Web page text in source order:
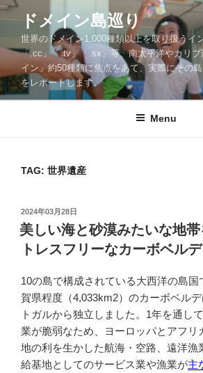
Skip
content
ドメイン島巡り
世界のドメイン1,000種類以上を取り扱うイ
「.cc」「.tv」「.sx」等、南太平洋やカリブ
イン」約50種類に焦点をあて、実際にその
をレポートします。
Menu
TAG: 世界遺産
POSTED
ON
2024年03月28日
美しい海と砂漠みたいな地
トレスフリーなカーボベル
10の島で構成されている大西洋の島国
賀県程度（4,033km2）のカーボベル
トガルから独立しました。1年を通し
業が脆弱なため、ヨーロッパとアフリ
地の利を生かした航海・空路、遠洋漁
給基地としてのサービス業や漁業が主